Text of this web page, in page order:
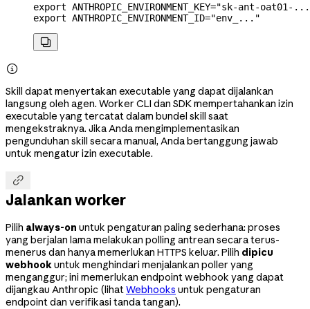
export ANTHROPIC_ENVIRONMENT_KEY="sk-ant-oat01-
export ANTHROPIC_ENVIRONMENT_ID="env_..."


Skill dapat menyertakan executable yang dapat dijalankan
langsung oleh agen. Worker CLI dan SDK mempertahankan izin
executable yang tercatat dalam bundel skill saat
mengekstraknya. Jika Anda mengimplementasikan
pengunduhan skill secara manual, Anda bertanggung jawab
untuk mengatur izin executable.

Jalankan worker
Pilih always-on untuk pengaturan paling sederhana: proses
yang berjalan lama melakukan polling antrean secara terus-
menerus dan hanya memerlukan HTTPS keluar. Pilih dipicu
webhookuntuk menghindari menjalankan poller yang
menganggur; ini memerlukan endpoint webhook yang dapat
dijangkau Anthropic (lihatWebhooks untuk pengaturan
endpoint dan verifikasi tanda tangan).